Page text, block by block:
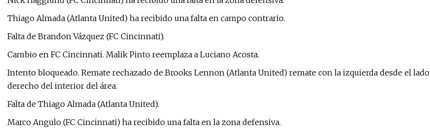
Thiago Almada (Atlanta United) ha recibido una falta en campo contrario.
Falta de Brandon Vázquez (FC Cincinnati).
Cambio en FC Cincinnati. Malik Pinto reemplaza a Luciano Acosta.
Intento bloqueado. Remate rechazado de Brooks Lennon (Atlanta United) remate con la izquierda desde el lado
derecho del interior del área.
Falta de Thiago Almada (Atlanta United).
Marco Angulo (FC Cincinnati) ha recibido una falta en la zona defensiva.